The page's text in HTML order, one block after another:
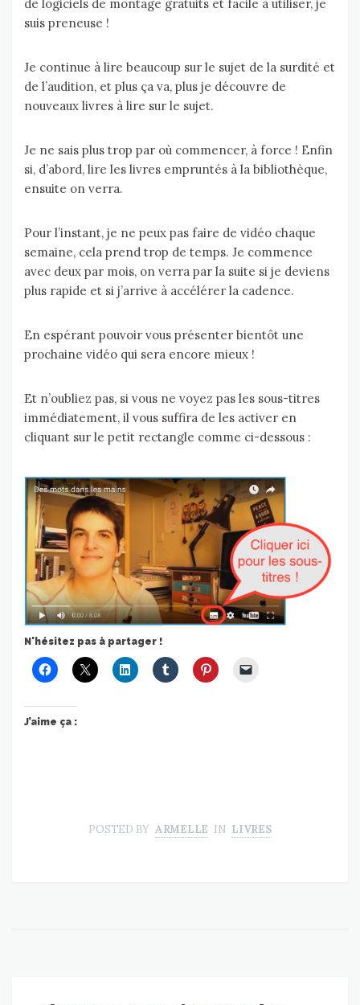
de logiciels de montage gratuits et facile à utiliser, je
suis preneuse !
Je continue à lire beaucoup sur le sujet de la surdité et
de l’audition, et plus ça va, plus je découvre de
nouveaux livres à lire sur le sujet.
Je ne sais plus trop par où commencer, à force ! Enfin
si, d’abord, lire les livres empruntés à la bibliothèque,
ensuite on verra.
Pour l’instant, je ne peux pas faire de vidéo chaque
semaine, cela prend trop de temps. Je commence
avec deux par mois, on verra par la suite si je deviens
plus rapide et si j’arrive à accélérer la cadence.
En espérant pouvoir vous présenter bientôt une
prochaine vidéo qui sera encore mieux !
Et n’oubliez pas, si vous ne voyez pas les sous-titres
immédiatement, il vous suffira de les activer en
cliquant sur le petit rectangle comme ci-dessous :
N'hésitez pas à partager !
J’aime ça :
POSTED BY ARMELLE IN LIVRES